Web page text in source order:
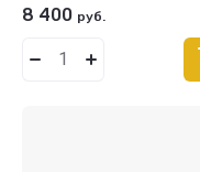
8 400 руб.